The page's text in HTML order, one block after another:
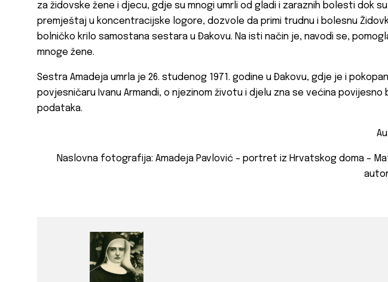
za židovske žene i djecu, gdje su mnogi umrli od gladi i zaraznih bolesti dok
premještaj u koncentracijske logore, dozvole da primi trudnu i bolesnu
bolničko krilo samostana sestara u Đakovu. Na isti način je, navodi se,
mnoge žene.
Sestra Amadeja umrla je 26. studenog 1971. godine u Đakovu, gdje je i
povjesničaru Ivanu Armandi, o njezinom životu i djelu zna se većina povijesno
podataka.
Naslovna fotografija: Amadeja Pavlović – portret iz Hrvatskog doma –